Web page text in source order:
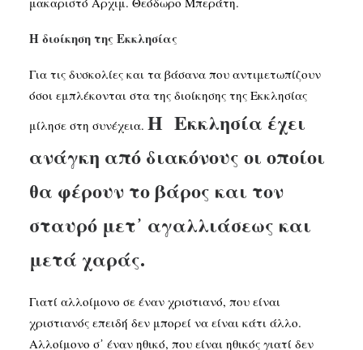
Η διοίκηση της Εκκλησίας
Για τις δυσκολίες και τα βάσανα που αντιμετωπίζουν
όσοι εμπλέκονται στα της διοίκησης της Εκκλησίας
μίλησε στη συνέχεια. Η Εκκλησία έχει
ανάγκη από διακόνους οι οποίοι
θα φέρουν το βάρος και τον
σταυρό μετ᾽ αγαλλιάσεως και
μετά χαράς.
Γιατί αλλοίμονο σε έναν χριστιανό, που είναι
χριστιανός επειδή δεν μπορεί να είναι κάτι άλλο.
Αλλοίμονο σ᾽ έναν ηθικό, που είναι ηθικός γιατί δεν